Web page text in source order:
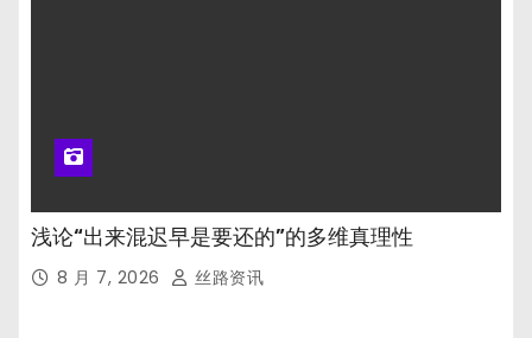
浅论“出来混迟早是要还的”的多维真理性
8 月 7, 2026 丝路资讯